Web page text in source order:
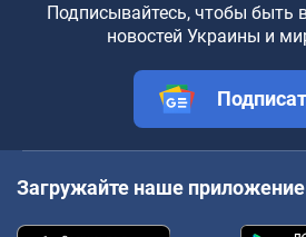
Подписывайтесь, чтобы быть
новостей Украины и
Загружайте наше приложение